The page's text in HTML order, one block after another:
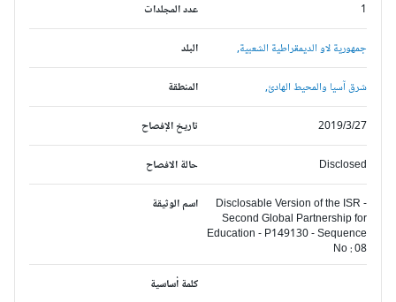
عدد المجلدات
البلد جمهورية لاو الديمقراطية الشعبية,
المنطقة شرق آسيا والمحيط الهادئ,
تاريخ الإفصاح 2019/3/27
حالة الافصاح Disclosed
اسم الوثيقة
Disclosable Version of the ISR -
Second Global Partnership for
Education - P149130 - Sequence
No : 08
كلمة أساسية